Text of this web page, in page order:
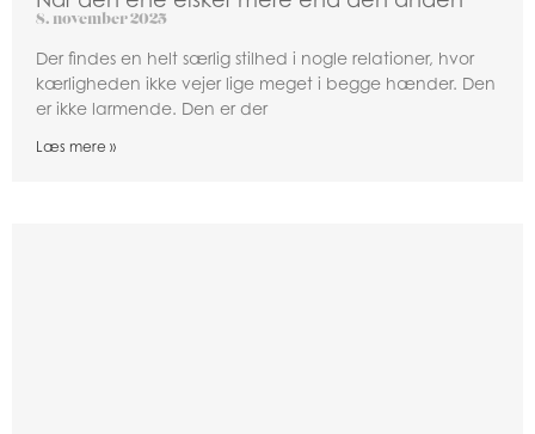
8. november 2025
Der findes en helt særlig stilhed i nogle relationer, hvor
kærligheden ikke vejer lige meget i begge hænder. Den
er ikke larmende. Den er der
Læs mere »